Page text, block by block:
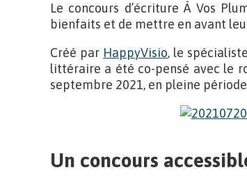
Le concours d’écriture À Vos
bienfaits et de mettre en avant
Créé par HappyVisio, le
littéraire a été co-pensé avec le
septembre 2021, en pleine
Un concours